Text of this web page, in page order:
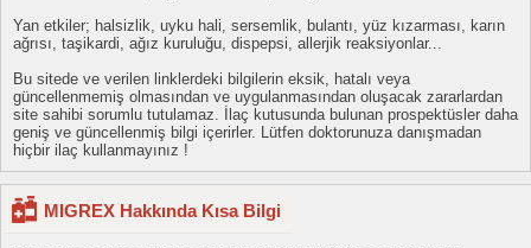
Yan etkiler; halsizlik, uyku hali, sersemlik, bulantı, yüz kızarması, karın
ağrısı, taşikardi, ağız kuruluğu, dispepsi, allerjik reaksiyonlar...
Bu sitede ve verilen linklerdeki bilgilerin eksik, hatalı veya
güncellenmemiş olmasından ve uygulanmasından oluşacak zararlardan
site sahibi sorumlu tutulamaz. İlaç kutusunda bulunan prospektüsler daha
geniş ve güncellenmiş bilgi içerirler. Lütfen doktorunuza danışmadan
hiçbir ilaç kullanmayınız !
MIGREX Hakkında Kısa Bilgi